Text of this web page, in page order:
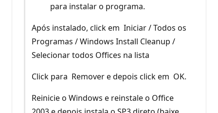
para instalar o programa.
Após instalado, click em Iniciar / Todos os
Programas / Windows Install Cleanup /
Selecionar todos Offices na lista
Click para Remover e depois click em OK.
Reinicie o Windows e reinstale o Office